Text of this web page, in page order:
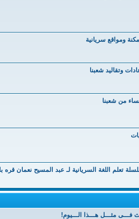
ومواقع سريانية
وتقاليد شعبنا
من شعبنا
تعلم اللغة السريانية لـ عبد المسيح نعمان قره
فـــى مثـــل هـــذا الـــيوم!